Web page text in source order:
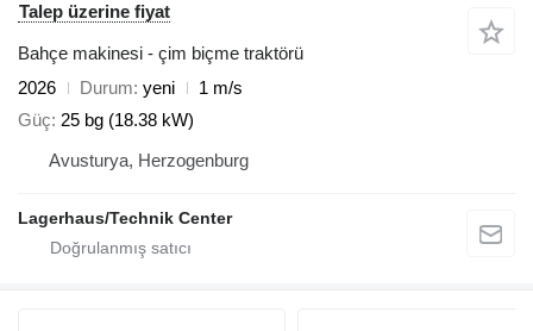
Talep üzerine fiyat
Bahçe makinesi - çim biçme traktörü
2026
Durum yeni
1 m/s
Güç 25 bg (18.38 kW)
Avusturya, Herzogenburg
Lagerhaus/Technik Center